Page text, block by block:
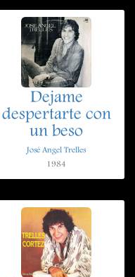
Dejame
despertarte con
un beso
José Angel Trelles
1984